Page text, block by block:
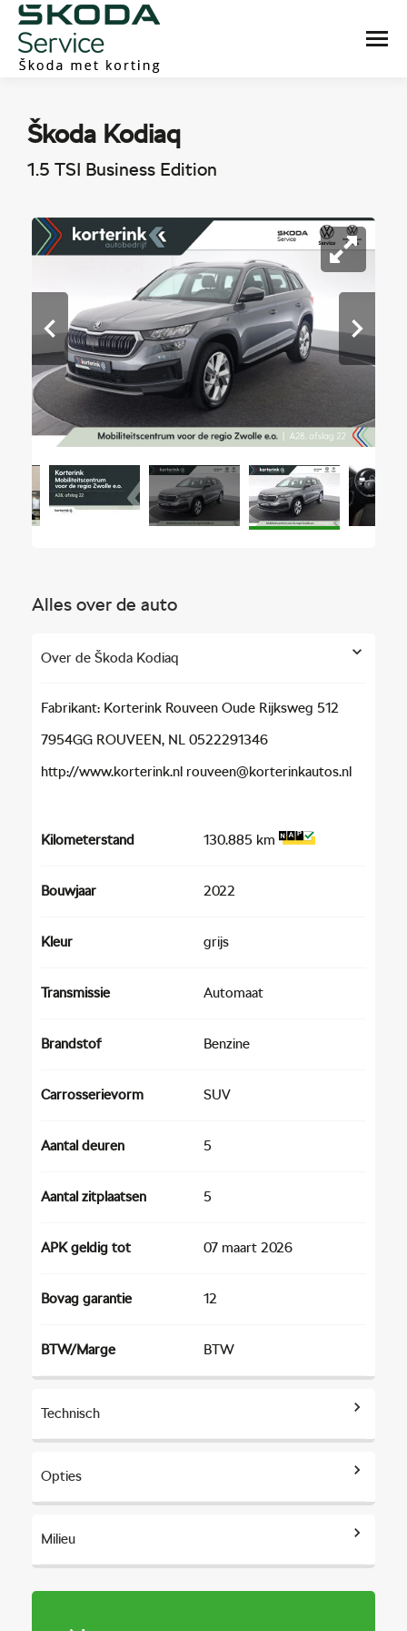
Škoda Kodiaq
1.5 TSI Business Edition
Alles over de auto
Over de Škoda Kodiaq
Fabrikant: Korterink Rouveen Oude Rijksweg 512
7954GG ROUVEEN, NL 0522291346
http://www.korterink.nl rouveen@korterinkautos.nl
Kilometerstand 130.885 km
Bouwjaar 2022
Kleur grijs
Transmissie Automaat
Brandstof Benzine
Carrosserievorm SUV
Aantal deuren 5
Aantal zitplaatsen 5
APK geldig tot 07 maart 2026
Bovag garantie 12
BTW/Marge BTW
Technisch
Aantal versnellingen
Vermogen
Opties
Milieu